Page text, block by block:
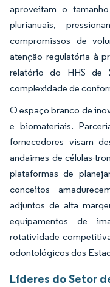
aproveitam o
plurianuais,
compromissos de
atenção regulatória à
relatório do HHS de
complexidade de
O espaço branco de
e biomateriais.
fornecedores visam
andaimes de células-
plataformas de
conceitos
adjuntos de alta
equipamentos de
rotatividade
odontológicos dos
Líderes do Setor